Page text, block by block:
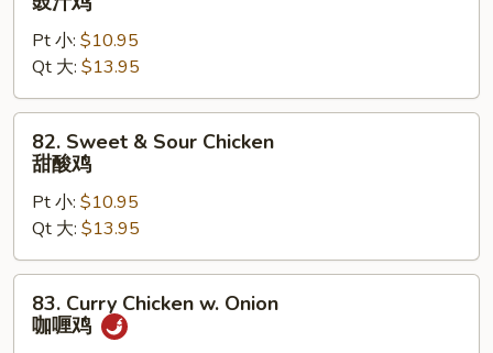
Black
Bean
Sauce
豉
Pt 小: $10.95
Qt 大: $13.95
82.
Sweet
Sour
Chicken
甜
酸
82. Sweet & Sour Chicken
甜酸鸡
Pt 小: $10.95
Qt 大: $13.95
83.
Curry
Chicken
83. Curry Chicken w. Onion
咖喱鸡